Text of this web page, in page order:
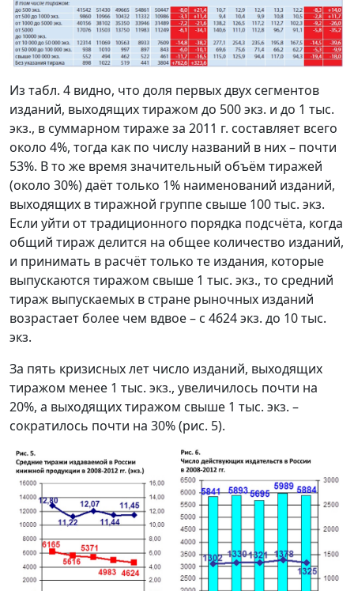
Из табл. 4 видно, что доля первых двух сегментов
изданий, выходящих тиражом до 500 экз. и до 1 тыс.
экз., в суммарном тираже за 2011 г. составляет всего
около 4%, тогда как по числу названий в них – почти
53%. В то же время значительный объём тиражей
(около 30%) даёт только 1% наименований изданий,
выходящих в тиражной группе свыше 100 тыс. экз.
Если уйти от традиционного порядка подсчёта, когда
общий тираж делится на общее количество изданий,
и принимать в расчёт только те издания, которые
выпускаются тиражом свыше 1 тыс. экз., то средний
тираж выпускаемых в стране рыночных изданий
возрастает более чем вдвое – с 4624 экз. до 10 тыс.
экз.
За пять кризисных лет число изданий, выходящих
тиражом менее 1 тыс. экз., увеличилось почти на
20%, а выходящих тиражом свыше 1 тыс. экз. –
сократилось почти на 30% (рис. 5).